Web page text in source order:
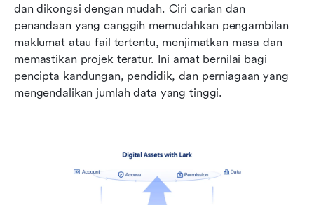
dan dikongsi dengan mudah. Ciri carian dan
penandaan yang canggih memudahkan pengambilan
maklumat atau fail tertentu, menjimatkan masa dan
memastikan projek teratur. Ini amat bernilai bagi
pencipta kandungan, pendidik, dan perniagaan yang
mengendalikan jumlah data yang tinggi.